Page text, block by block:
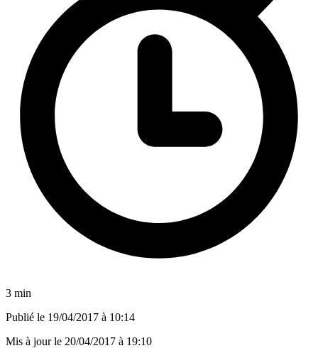
3 min
Publié le 19/04/2017 à 10:14
Mis à jour le 20/04/2017 à 19:10